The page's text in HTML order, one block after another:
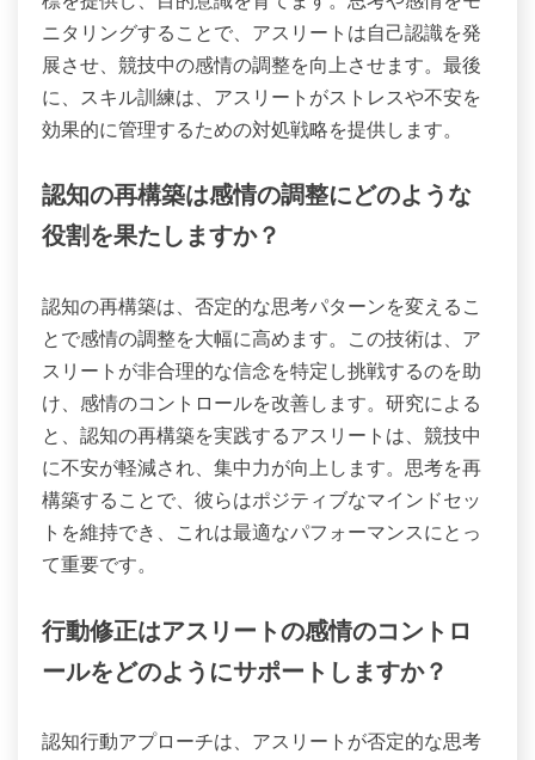
ニタリングすることで、アスリートは自己認識を発
展させ、競技中の感情の調整を向上させます。最後
に、スキル訓練は、アスリートがストレスや不安を
効果的に管理するための対処戦略を提供します。
認知の再構築は感情の調整にどのような
役割を果たしますか？
認知の再構築は、否定的な思考パターンを変えるこ
とで感情の調整を大幅に高めます。この技術は、ア
スリートが非合理的な信念を特定し挑戦するのを助
け、感情のコントロールを改善します。研究による
と、認知の再構築を実践するアスリートは、競技中
に不安が軽減され、集中力が向上します。思考を再
構築することで、彼らはポジティブなマインドセッ
トを維持でき、これは最適なパフォーマンスにとっ
て重要です。
行動修正はアスリートの感情のコントロ
ールをどのようにサポートしますか？
認知行動アプローチは、アスリートが否定的な思考